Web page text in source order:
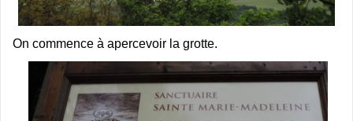
On commence à apercevoir la grotte.